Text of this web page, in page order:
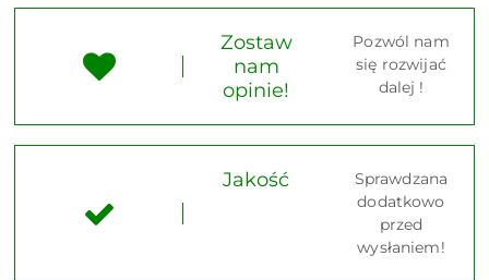
Zostaw
nam
opinie!
Pozwól nam
się rozwijać
dalej !
Jakość
Sprawdzana
dodatkowo
przed
wysłaniem!